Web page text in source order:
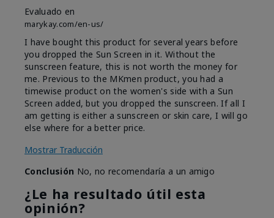
Evaluado en
marykay.com/en-us/
I have bought this product for several years before
you dropped the Sun Screen in it. Without the
sunscreen feature, this is not worth the money for
me. Previous to the MKmen product, you had a
timewise product on the women's side with a Sun
Screen added, but you dropped the sunscreen. If all I
am getting is either a sunscreen or skin care, I will go
else where for a better price.
Mostrar Traducción
Conclusión No, no recomendaría a un amigo
¿Le ha resultado útil esta
opinión?